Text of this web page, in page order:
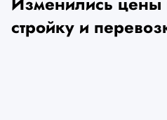
стройку и